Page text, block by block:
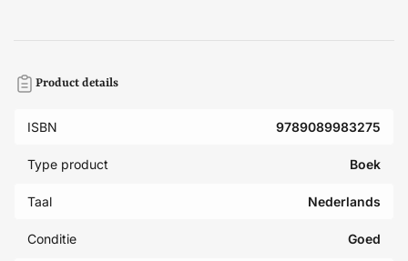
Product details
ISBN 9789089983275
Type product Boek
Taal Nederlands
Conditie Goed